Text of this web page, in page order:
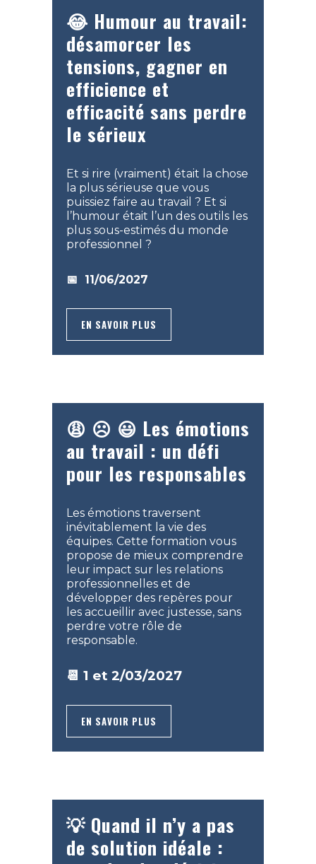
😂 Humour au travail:
désamorcer les
tensions, gagner en
efficience et
efficacité sans perdre
le sérieux
Et si rire (vraiment) était la chose
la plus sérieuse que vous
puissiez faire au travail ? Et si
l’humour était l’un des outils les
plus sous-estimés du monde
professionnel ?
📅 11/06/2027
EN SAVOIR PLUS
😩 ☹️ 😃 Les émotions
au travail : un défi
pour les responsables
Les émotions traversent
inévitablement la vie des
équipes. Cette formation vous
propose de mieux comprendre
leur impact sur les relations
professionnelles et de
développer des repères pour
les accueillir avec justesse, sans
perdre votre rôle de
responsable.
📆 1 et 2/03/2027
EN SAVOIR PLUS
💡 Quand il n’y a pas
de solution idéale :